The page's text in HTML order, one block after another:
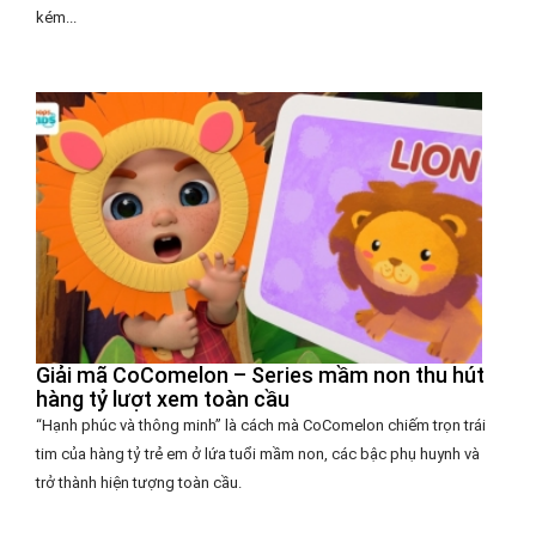
kém...
Giải mã CoComelon – Series mầm non thu hút
hàng tỷ lượt xem toàn cầu
“Hạnh phúc và thông minh” là cách mà CoComelon chiếm trọn trái
tim của hàng tỷ trẻ em ở lứa tuổi mầm non, các bậc phụ huynh và
trở thành hiện tượng toàn cầu.